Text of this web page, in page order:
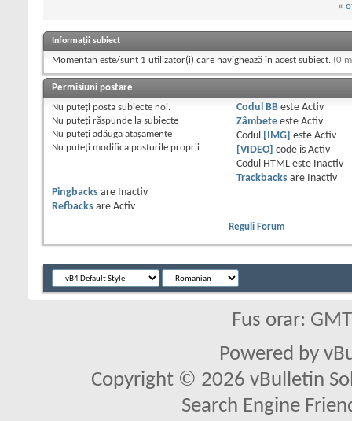
«
Informații subiect
Momentan este/sunt 1 utilizator(i) care navighează în acest subiect. (0
Permisiuni postare
Nu puteţi posta subiecte noi.
Nu puteţi răspunde la subiecte
Nu puteţi adăuga ataşamente
Nu puteţi modifica posturile proprii
Codul BBeste Activ
Zâmbeteeste Activ
Codul
[IMG] este Activ
[VIDEO]
code is Activ
Codul HTML este
Inactiv
Trackbacksare
Inactiv
Pingbacks are
Inactiv
Refbacks are Activ
Reguli Forum
Fus orar:
Powered by
Copyright © 2026 vBulletin
Search Engine